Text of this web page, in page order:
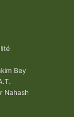
Bey
Nahash